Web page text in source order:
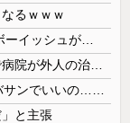
るｗｗｗ
と主張